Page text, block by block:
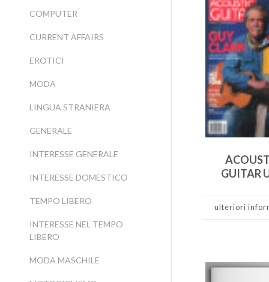
GUITAR
ulteriori
COMPUTER
CURRENT AFFAIRS
EROTICI
MODA
LINGUA STRANIERA
GENERALE
INTERESSE GENERALE
INTERESSE DOMESTICO
TEMPO LIBERO
INTERESSE NEL TEMPO
LIBERO
MODA MASCHILE